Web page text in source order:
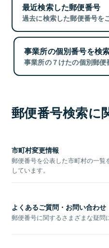
最近検索した郵便番号
過去に検索した郵便番号を
事業所の個別番号を検
事業所の７けたの個別郵便
郵便番号検索に
市町村変更情報
郵便番号を公表した市町村の一覧
しています。
よくあるご質問・お問い合わせ
郵便番号に関するさまざまな疑問